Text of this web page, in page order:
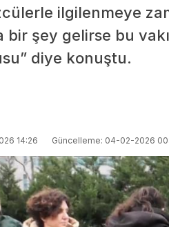
ilgilenmeye
bir şey gelirse bu
diye konuştu.
14:26 Güncelleme: 04-02-2026